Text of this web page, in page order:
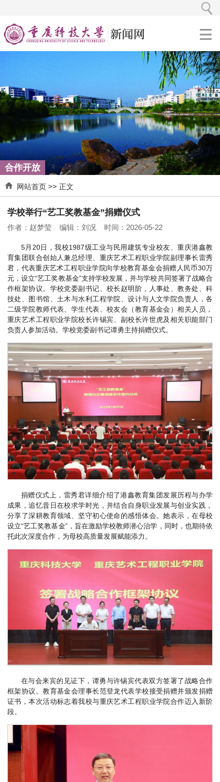
合作开放
网站首页 >> 正文
学校举行“艺工奖教基金”捐赠仪式
作者：赵梦莹 编辑：刘况 时间：2026-05-22
5月20日，我校1987级工业与民用建筑专业校友、重庆港鑫教
育集团联合创始人兼总经理、重庆艺术工程职业学院副理事长雷秀
君，代表重庆艺术工程职业学院向学校教育基金会捐赠人民币30万
元，设立“艺工奖教基金”支持学校发展，并与学校共同签署了战略合
作框架协议。学校党委副书记、校长赵明阶，人事处、教务处、科
技处、图书馆、土木与水利工程学院、设计与人文学院负责人，各
二级学院教师代表、学生代表、校友会（教育基金会）相关人员，
重庆艺术工程职业学院校长许锡宾、副校长许世虎及相关职能部门
负责人参加活动。学校党委副书记谭勇主持捐赠仪式。
捐赠仪式上，雷秀君详细介绍了港鑫教育集团发展历程与办学
成果，追忆昔日在校求学时光，并结合自身职业发展与创业实践，
分享了深耕教育领域、坚守初心使命的感悟体会。她表示，在母校
设立“艺工奖教基金”，旨在激励学校教师潜心治学，同时，也期待依
托此次深度合作，为母校高质量发展赋能添力。
在与会来宾的见证下，谭勇与许锡宾代表双方签署了战略合作
框架协议。教育基金会理事长范登龙代表学校接受捐赠并颁发捐赠
证书，本次活动标志着我校与重庆艺术工程职业学院合作迈入新阶
段。